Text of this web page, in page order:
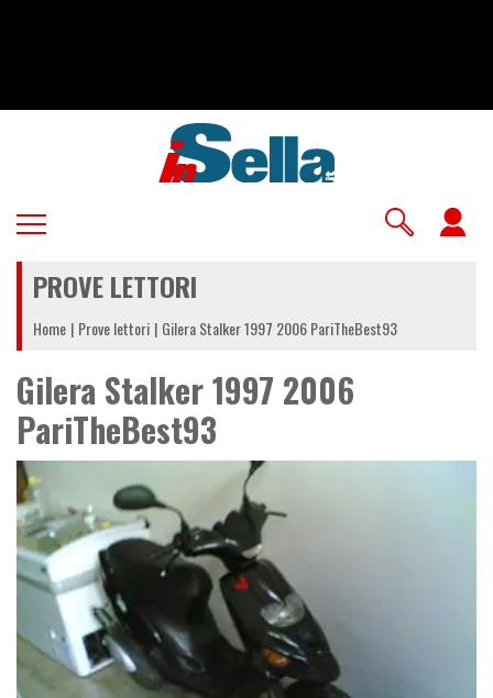
PROVE LETTORI
Home Prove lettori Gilera Stalker 1997 2006 PariTheBest93
Gilera Stalker 1997 2006
PariTheBest93